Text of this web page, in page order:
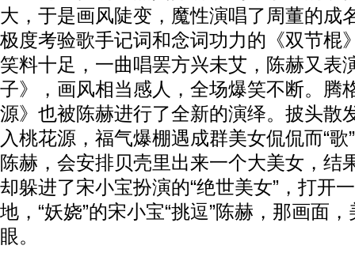
大，于是画风陡变，魔性演唱了周董的成
极度考验歌手记词和念词功力的《双节棍
笑料十足，一曲唱罢方兴未艾，陈赫又表
子》，画风相当感人，全场爆笑不断。腾
源》也被陈赫进行了全新的演绎。披头散
入桃花源，福气爆棚遇成群美女侃侃而“
陈赫，会安排贝壳里出来一个大美女，结
却躲进了宋小宝扮演的“绝世美女”，打开
地，“妖娆”的宋小宝“挑逗”陈赫，那画面
眼。